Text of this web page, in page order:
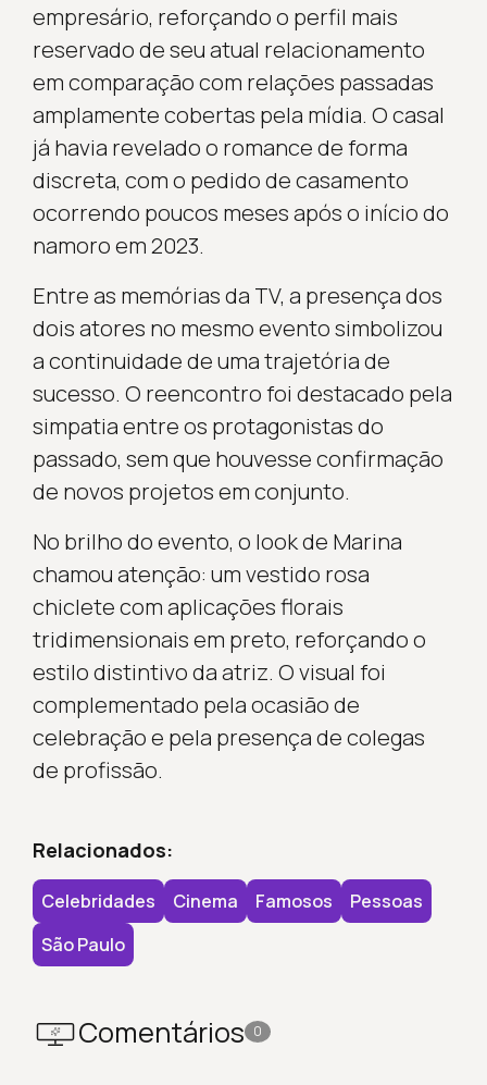
empresário, reforçando o perfil mais
reservado de seu atual relacionamento
em comparação com relações passadas
amplamente cobertas pela mídia. O casal
já havia revelado o romance de forma
discreta, com o pedido de casamento
ocorrendo poucos meses após o início do
namoro em 2023.
Entre as memórias da TV, a presença dos
dois atores no mesmo evento simbolizou
a continuidade de uma trajetória de
sucesso. O reencontro foi destacado pela
simpatia entre os protagonistas do
passado, sem que houvesse confirmação
de novos projetos em conjunto.
No brilho do evento, o look de Marina
chamou atenção: um vestido rosa
chiclete com aplicações florais
tridimensionais em preto, reforçando o
estilo distintivo da atriz. O visual foi
complementado pela ocasião de
celebração e pela presença de colegas
de profissão.
Relacionados:
Celebridades Cinema Famosos
Pessoas
São Paulo
Comentários 0